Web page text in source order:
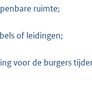
ruimte;
of leidingen;
voor de burgers